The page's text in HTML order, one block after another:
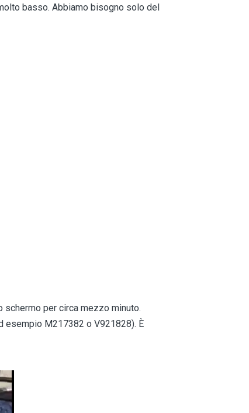
basso. Abbiamo bisogno solo del
per circa mezzo minuto.
M217382 o V921828). È